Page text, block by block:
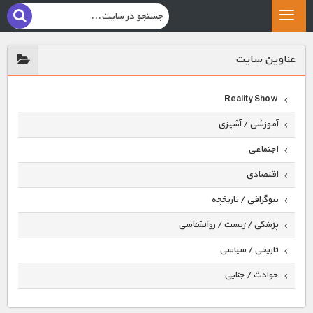
عناوين سايت
Reality Show
آموزشی / آشپزی
اجتماعی
اقتصادی
بیوگرافی / تاریخچه
پزشکی / زیست / روانشناسی
تاریخی / سیاسی
حوادث / جنایی